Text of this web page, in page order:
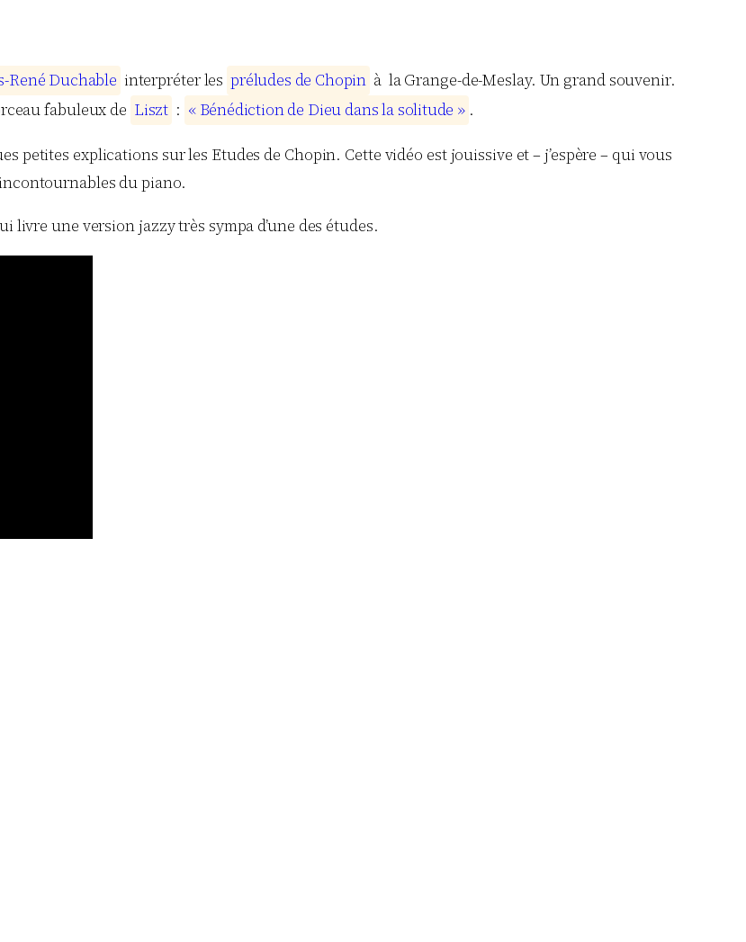
-René Duchable interpréter les préludes de Chopin à la Grange-de-Meslay. Un grand souvenir.
fabuleux de Liszt : « Bénédictionde Dieu dansla solitude » .
petites explications sur les Etudes de Chopin. Cette vidéo est jouissive et – j’espère – qui vous
du piano.
une version jazzy très sympa d’une des études.